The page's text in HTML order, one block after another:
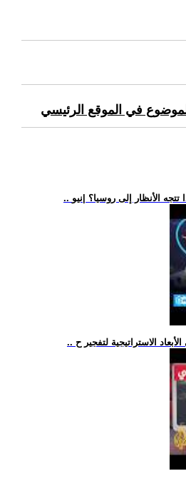
في الموقع الرئيسي
تتجه الأنظار إلى روسيا؟ |نيو
الاستراتيجية لتفجير ح